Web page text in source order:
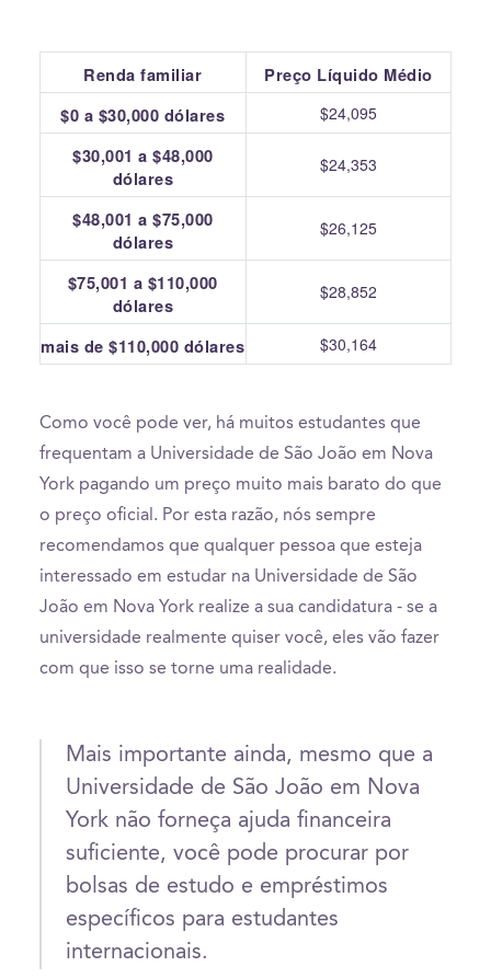
Renda familiar
Preço Líquido Médio
$0 a $30,000 dólares
$24,095
$30,001 a $48,000
dólares
$24,353
$48,001 a $75,000
dólares
$26,125
$75,001 a $110,000
dólares
$28,852
mais de $110,000 dólares $30,164
Como você pode ver, há muitos estudantes que
frequentam a Universidade de São João em Nova
York pagando um preço muito mais barato do que
o preço oficial. Por esta razão, nós sempre
recomendamos que qualquer pessoa que esteja
interessado em estudar na Universidade de São
João em Nova York realize a sua candidatura - se a
universidade realmente quiser você, eles vão fazer
com que isso se torne uma realidade.
Mais importante ainda, mesmo que a
Universidade de São João em Nova
York não forneça ajuda financeira
suficiente, você pode procurar por
bolsas de estudo e empréstimos
específicos para estudantes
internacionais.